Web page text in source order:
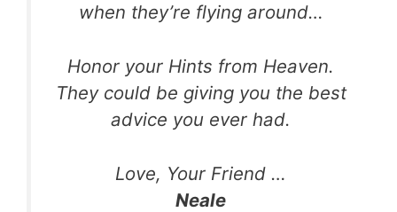
when they’re flying around…
Honor your Hints from Heaven.
They could be giving you the best
advice you ever had.
Love, Your Friend …
Neale